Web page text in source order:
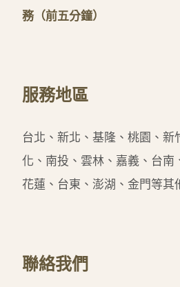
務（前五分鐘）
服務地區
台北、新北、基隆、桃園、新
化、南投、雲林、嘉義、台南
花蓮、台東、澎湖、金門等其
聯絡我們